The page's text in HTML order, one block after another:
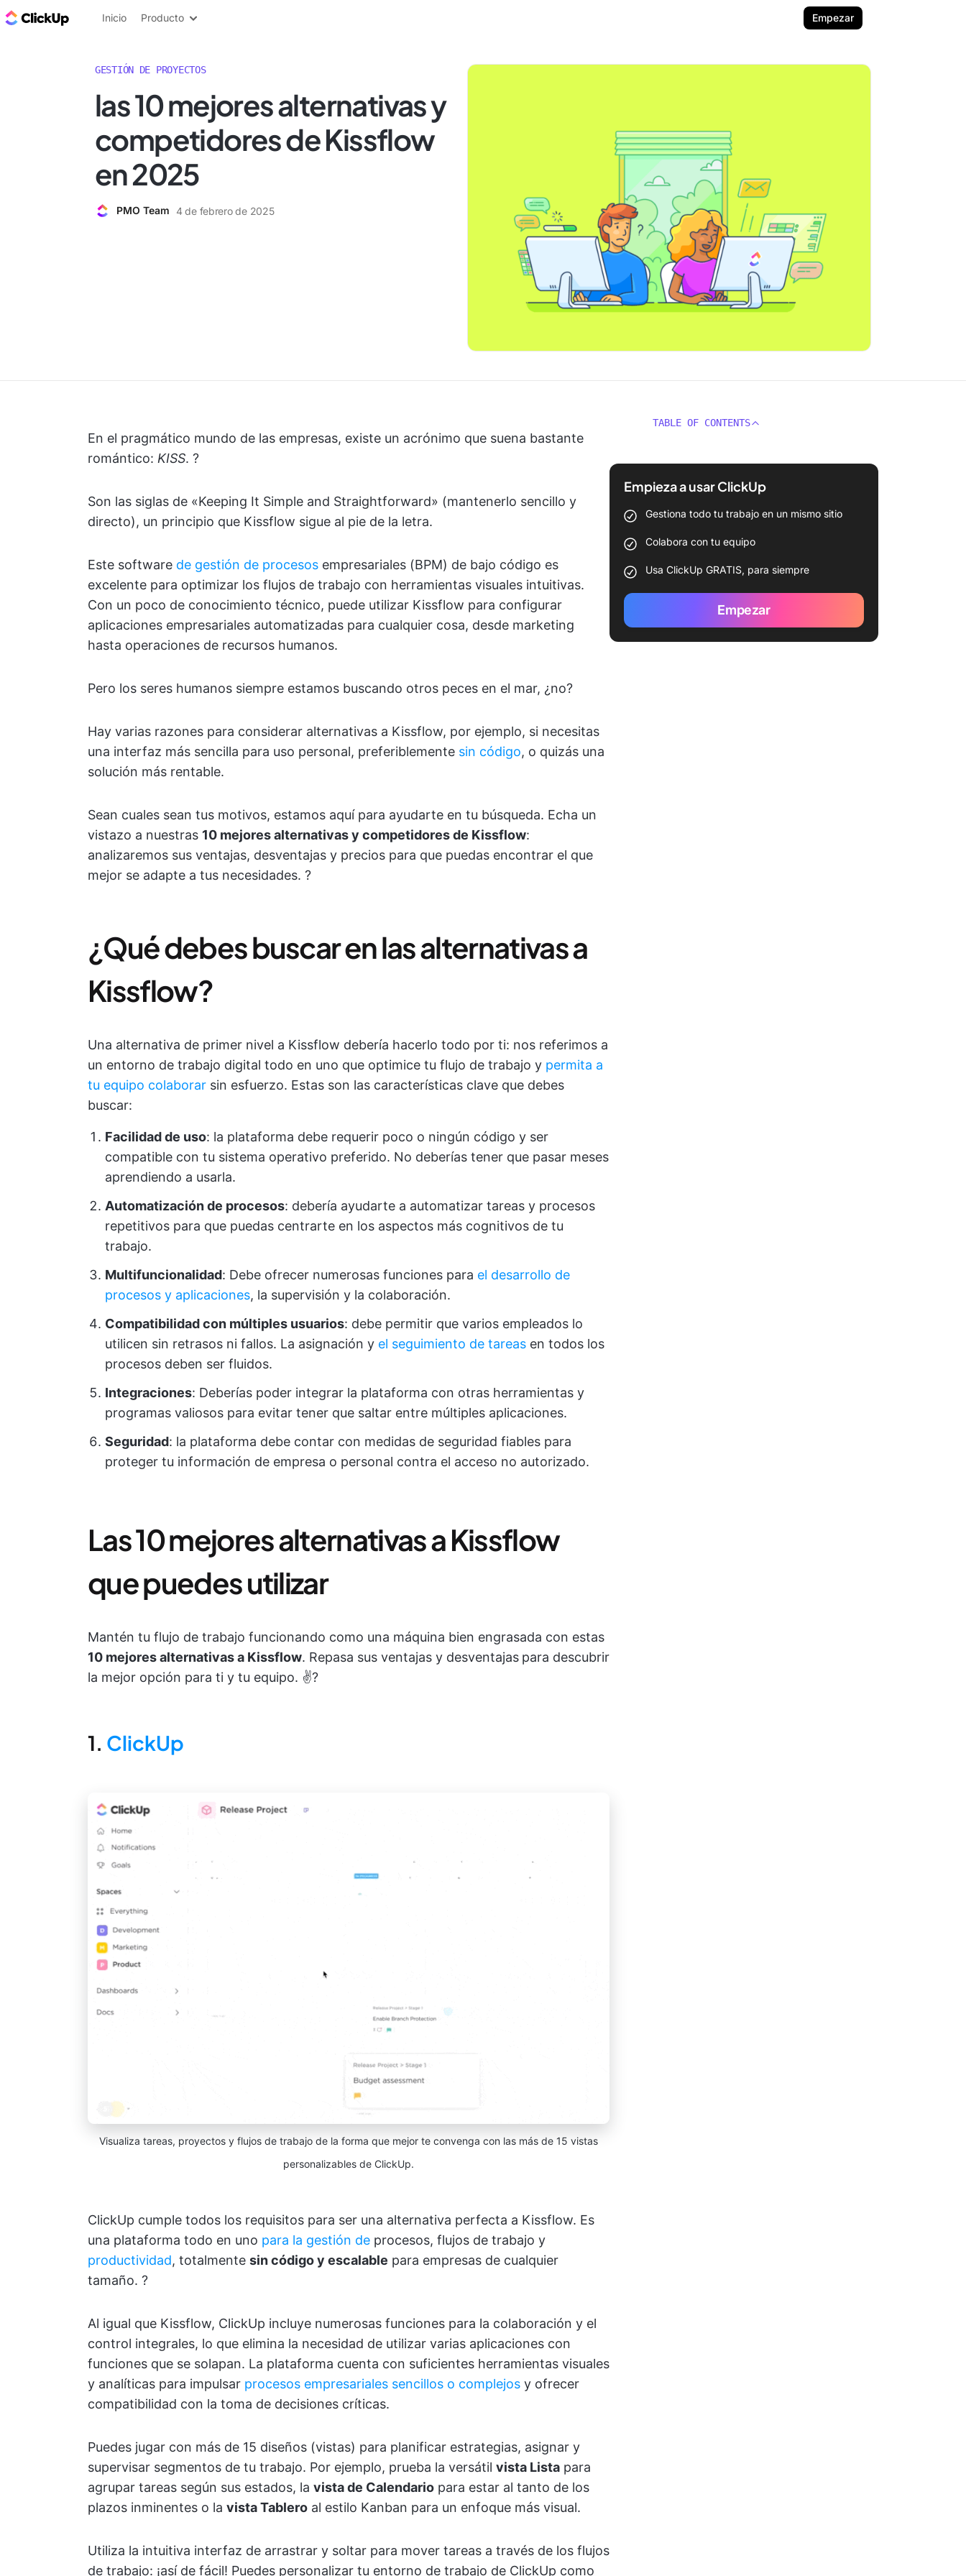
ClickUp Blog
Inicio Producto Empezar
GESTIÓN DE PROYECTOS
las 10 mejores alternativas y
competidores de Kissflow
en 2025
PMO Team 4 de febrero de 2025
En el pragmático mundo de las empresas, existe un acrónimo que suena bastante
romántico: KISS. ?
Son las siglas de «Keeping It Simple and Straightforward» (mantenerlo sencillo y
directo), un principio que Kissflow sigue al pie de la letra.
Este software de gestión de procesos empresariales (BPM) de bajo código es
excelente para optimizar los flujos de trabajo con herramientas visuales intuitivas.
Con un poco de conocimiento técnico, puede utilizar Kissflow para configurar
aplicaciones empresariales automatizadas para cualquier cosa, desde marketing
hasta operaciones de recursos humanos.
Pero los seres humanos siempre estamos buscando otros peces en el mar, ¿no?
Hay varias razones para considerar alternativas a Kissflow, por ejemplo, si necesitas
una interfaz más sencilla para uso personal, preferiblemente sin código, o quizás una
solución más rentable.
Sean cuales sean tus motivos, estamos aquí para ayudarte en tu búsqueda. Echa un
vistazo a nuestras 10 mejores alternativas y competidores de Kissflow:
analizaremos sus ventajas, desventajas y precios para que puedas encontrar el que
mejor se adapte a tus necesidades. ?
¿Qué debes buscar en las alternativas a
Kissflow?
Una alternativa de primer nivel a Kissflow debería hacerlo todo por ti: nos referimos a
un entorno de trabajo digital todo en uno que optimice tu flujo de trabajo y permita a
tu equipo colaborar sin esfuerzo. Estas son las características clave que debes
buscar:
Facilidad de uso: la plataforma debe requerir poco o ningún código y ser
compatible con tu sistema operativo preferido. No deberías tener que pasar meses
aprendiendo a usarla.
Automatización de procesos: debería ayudarte a automatizar tareas y procesos
repetitivos para que puedas centrarte en los aspectos más cognitivos de tu
trabajo.
Multifuncionalidad: Debe ofrecer numerosas funciones para el desarrollo de
procesos y aplicaciones, la supervisión y la colaboración.
Compatibilidad con múltiples usuarios: debe permitir que varios empleados lo
utilicen sin retrasos ni fallos. La asignación y el seguimiento de tareas en todos los
procesos deben ser fluidos.
Integraciones: Deberías poder integrar la plataforma con otras herramientas y
programas valiosos para evitar tener que saltar entre múltiples aplicaciones.
Seguridad: la plataforma debe contar con medidas de seguridad fiables para
proteger tu información de empresa o personal contra el acceso no autorizado.
Las 10 mejores alternativas a Kissflow
que puedes utilizar
Mantén tu flujo de trabajo funcionando como una máquina bien engrasada con estas
10 mejores alternativas a Kissflow. Repasa sus ventajas y desventajas para descubrir
la mejor opción para ti y tu equipo. ✌️?
1. ClickUp
Visualiza tareas, proyectos y flujos de trabajo de la forma que mejor te convenga con las más de 15 vistas
personalizables de ClickUp.
ClickUp cumple todos los requisitos para ser una alternativa perfecta a Kissflow. Es
una plataforma todo en uno para la gestión de procesos, flujos de trabajo y
productividad, totalmente sin código y escalable para empresas de cualquier
tamaño. ?
Al igual que Kissflow, ClickUp incluye numerosas funciones para la colaboración y el
control integrales, lo que elimina la necesidad de utilizar varias aplicaciones con
funciones que se solapan. La plataforma cuenta con suficientes herramientas visuales
y analíticas para impulsar procesos empresariales sencillos o complejos y ofrecer
compatibilidad con la toma de decisiones críticas.
Puedes jugar con más de 15 diseños (vistas) para planificar estrategias, asignar y
supervisar segmentos de tu trabajo. Por ejemplo, prueba la versátil vista Lista para
agrupar tareas según sus estados, la vista de Calendario para estar al tanto de los
plazos inminentes o la vista Tablero al estilo Kanban para un enfoque más visual.
Utiliza la intuitiva interfaz de arrastrar y soltar para mover tareas a través de los flujos
de trabajo: ¡así de fácil! Puedes personalizar tu entorno de trabajo de ClickUp como
TABLE OF CONTENTS
Empieza a usar ClickUp
Gestiona todo tu trabajo en un mismo sitio
Colabora con tu equipo
Usa ClickUp GRATIS, para siempre
Empezar